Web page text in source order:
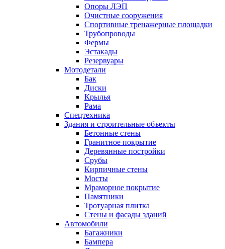
Опоры ЛЭП
Очистные сооружения
Спортивные тренажерные площадки
Трубопроводы
Фермы
Эстакады
Резервуары
Мотодетали
Бак
Диски
Крылья
Рама
Спецтехника
Здания и строительные объекты
Бетонные стены
Гранитное покрытие
Деревянные постройки
Срубы
Кирпичные стены
Мосты
Мраморное покрытие
Памятники
Тротуарная плитка
Стены и фасады зданий
Автомобили
Багажники
Бампера